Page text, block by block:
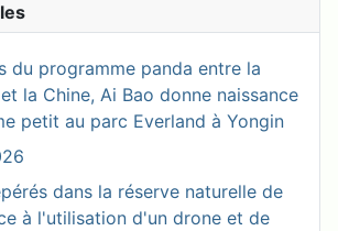
du programme panda entre la
la Chine, Ai Bao donne naissance
petit au parc Everland à Yongin
dans la réserve naturelle de
à l'utilisation d'un drone et de